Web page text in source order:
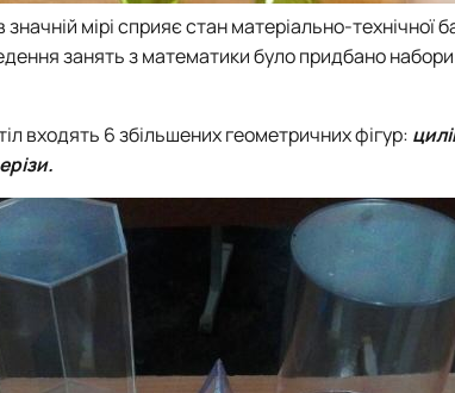
мірі сприяє стан матеріально-технічної
занять з математики було придбано
входять 6 збільшених геометричних фігур: